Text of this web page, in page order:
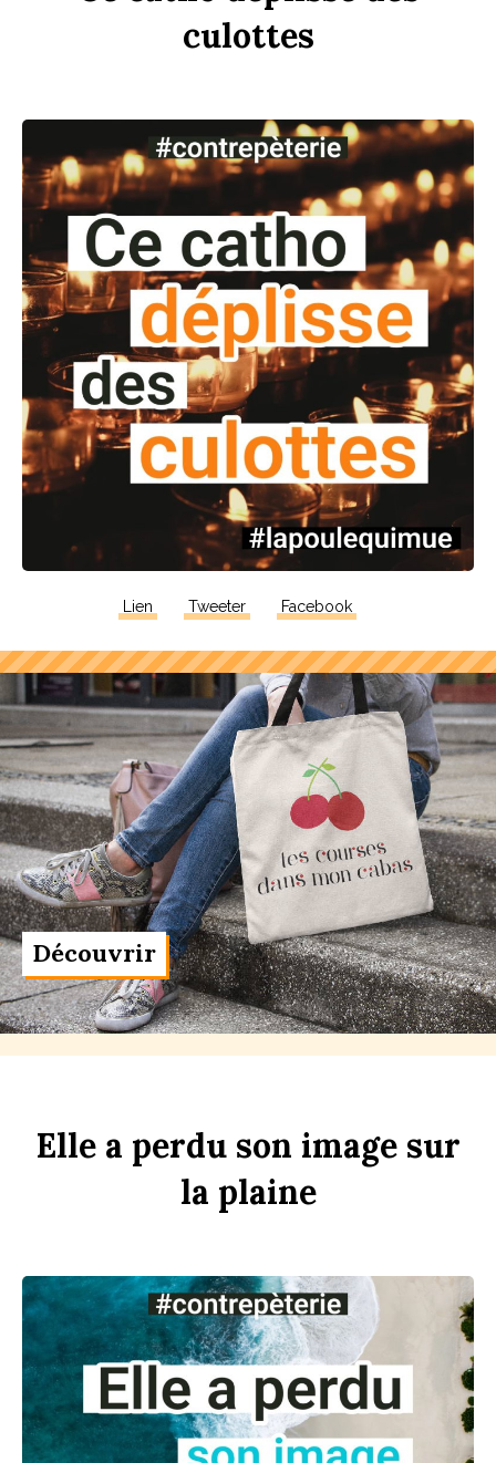
culottes
Lien Tweeter Facebook
Découvrir
Elle a perdu son image sur
la plaine